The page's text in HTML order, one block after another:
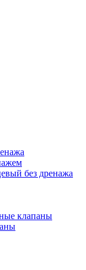
без дренажа
клапаны